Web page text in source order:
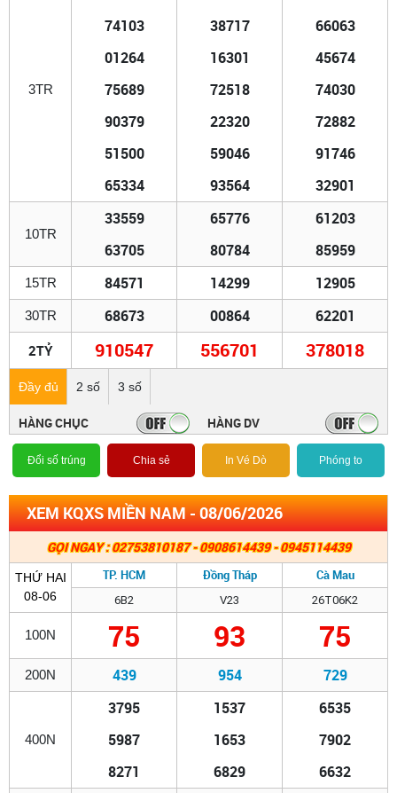
3TR
74103
01264
75689
90379
51500
65334
38717
16301
72518
22320
59046
93564
66063
45674
74030
72882
91746
32901
10TR
33559
63705
65776
80784
61203
85959
15TR 84571 14299 12905
30TR 68673 00864 62201
2TỶ 910547 556701 378018
Đầy đủ 2 số 3 số
HÀNG CHỤC HÀNG DV
Đổi số trúng Chia sẻ In Vé Dò Phóng to
XEM KQXS MIỀN NAM - 08/06/2026
GỌI NGAY : 02753810187 - 0908614439 - 0945114439
THỨ HAI
08-06
TP. HCM Đồng Tháp Cà Mau
6B2 V23 26T06K2
100N 75 93 75
200N 439 954 729
400N
3795
5987
8271
1537
1653
6829
6535
7902
6632